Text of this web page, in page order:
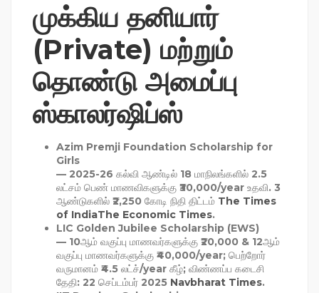
முக்கிய தனியார்
(Private) மற்றும்
தொண்டு அமைப்பு
ஸ்காலர்ஷிப்ஸ்
Azim Premji Foundation Scholarship for
Girls
— 2025-26 கல்வி ஆண்டில் 18 மாநிலங்களில் 2.5
லட்சம் பெண் மாணவிகளுக்கு ₹30,000/year உதவி. 3
ஆண்டுகளில் ₹2,250 கோடி நிதி திட்டம் The Times
of IndiaThe Economic Times.
LIC Golden Jubilee Scholarship (EWS)
— 10ஆம் வகுப்பு மாணவர்களுக்கு ₹20,000 & 12ஆம்
வகுப்பு மாணவர்களுக்கு ₹40,000/year; பெற்றோர்
வருமானம் ₹4.5 லட்ச்/year கீழ்; விண்ணப்ப கடைசி
தேதி: 22 செப்டம்பர் 2025 Navbharat Times.